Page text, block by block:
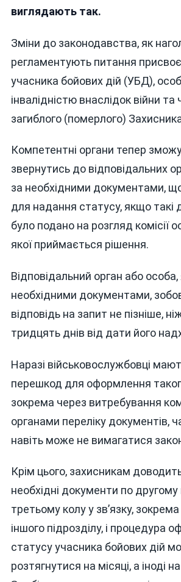
виглядають так.
Зміни до законодавства, як
регламентують питання
учасника бойових дій (УБД),
інвалідністю внаслідок війни та
загиблого (померлого)
Компетентні органи тепер
звернутись до відповідальних
за необхідними документами,
для надання статусу, якщо такі
було подано на розгляд комісії
якої приймається рішення.
Відповідальний орган або особа,
необхідними документами,
відповідь на запит не пізніше,
тридцять днів від дати його
Наразі військовослужбовці
перешкод для оформлення
зокрема через витребування
органами переліку документів,
навіть може не вимагатися
Крім цього, захисникам
необхідні документи по другому
третьому колу у зв’язку,
іншого підрозділу, і процедура
статусу учасника бойових дій
розтягнутися на місяці, а іноді